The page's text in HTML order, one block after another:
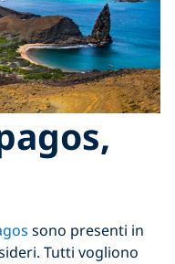
sono presenti in
Tutti vogliono